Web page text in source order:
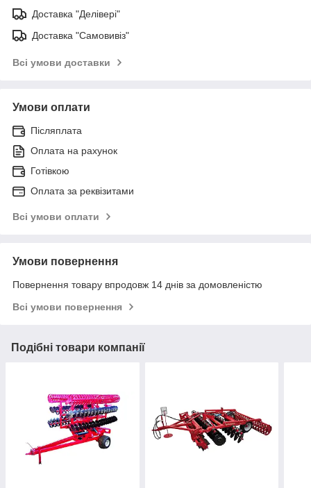
Доставка "Делівері"
Доставка "Самовивіз"
Всі умови доставки
Умови оплати
Післяплата
Оплата на рахунок
Готівкою
Оплата за реквізитами
Всі умови оплати
Умови повернення
Повернення товару впродовж 14 днів за домовленістю
Всі умови повернення
Подібні товари компанії